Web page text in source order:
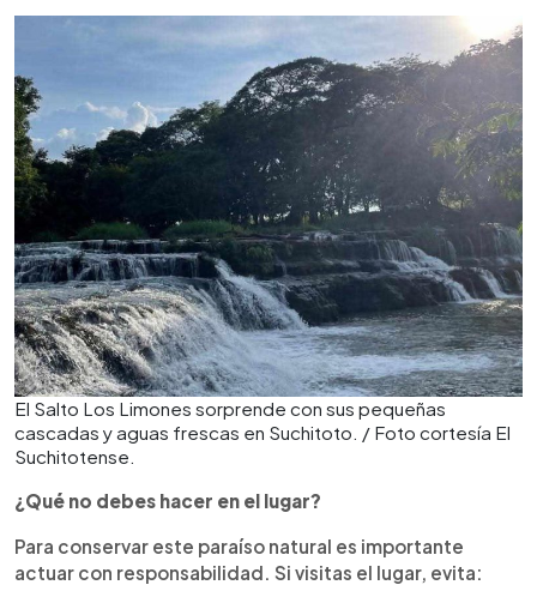
El Salto Los Limones sorprende con sus pequeñas
cascadas y aguas frescas en Suchitoto. / Foto cortesía El
Suchitotense.
¿Qué no debes hacer en el lugar?
Para conservar este paraíso natural es importante
actuar con responsabilidad. Si visitas el lugar, evita: